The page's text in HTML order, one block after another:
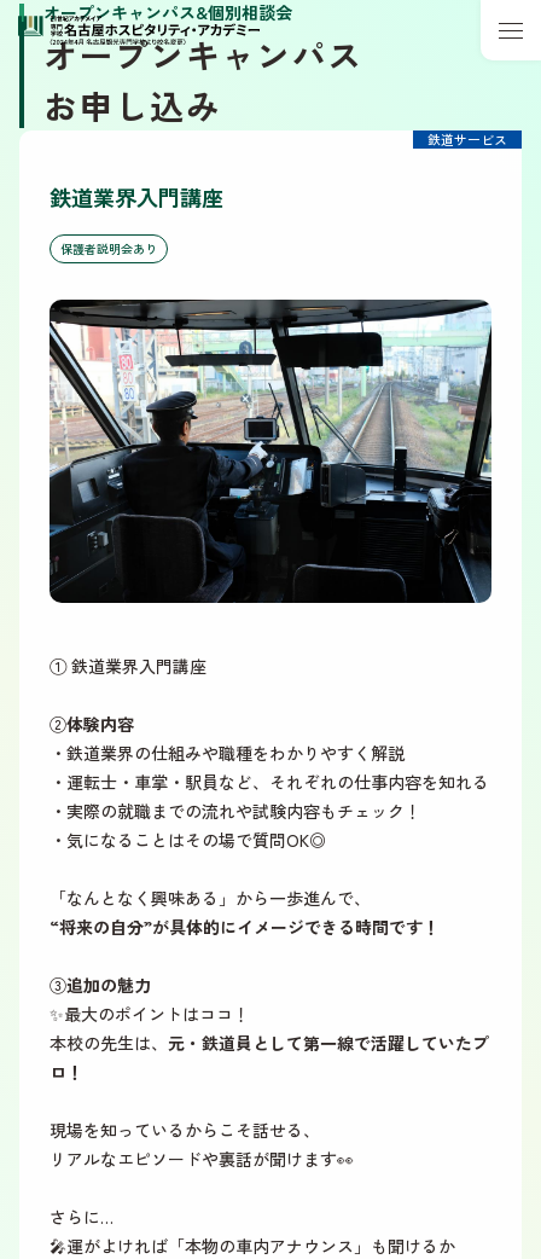
オープンキャンパス&個別相談会
オープンキャンパス
お申し込み
鉄道サービス
鉄道業界入門講座
保護者説明会あり
① 鉄道業界入門講座
②体験内容
・鉄道業界の仕組みや職種をわかりやすく解説
・運転士・車掌・駅員など、それぞれの仕事内容を知れる
・実際の就職までの流れや試験内容もチェック！
・気になることはその場で質問OK◎
「なんとなく興味ある」から一歩進んで、
“将来の自分”が具体的にイメージできる時間です！
③追加の魅力
✨最大のポイントはココ！
本校の先生は、 元・鉄道員として第一線で活躍していたプ
ロ！
現場を知っているからこそ話せる、
リアルなエピソードや裏話が聞けます👀
さらに…
🎤運がよければ「本物の車内アナウンス」も聞けるか